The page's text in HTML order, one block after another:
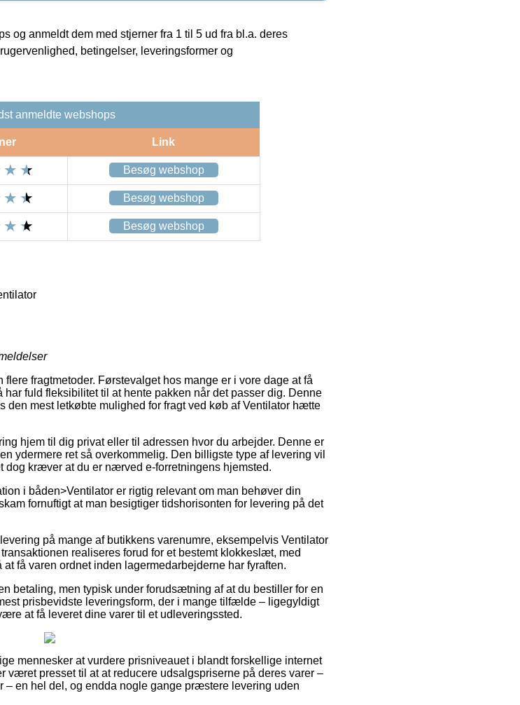
og anmeldt dem med stjerner fra 1 til 5 ud fra bl.a. deres
betingelser, leveringsformer og
anmeldte webshops
Link
Besøg webshop
Besøg webshop
Besøg webshop
fragtmetoder. Førstevalget hos mange er i vore dage at få
fuld fleksibilitet til at hente pakken når det passer dig. Denne
den mest letkøbte mulighed for fragt ved køb af Ventilator hætte
hjem til dig privat eller til adressen hvor du arbejder. Denne er
ydermere ret så overkommelig. Den billigste type af levering vil
kræver at du er nærved e-forretningens hjemsted.
i båden>Ventilator er rigtig relevant om man behøver din
fornuftigt at man besigtiger tidshorisonten for levering på det
på mange af butikkens varenumre, eksempelvis Ventilator
realiseres forud for et bestemt klokkeslæt, med
få varen ordnet inden lagermedarbejderne har fyraften.
betaling, men typisk under forudsætning af at du bestiller for en
prisbevidste leveringsform, der i mange tilfælde – ligegyldigt
at få leveret dine varer til et udleveringssted.
mennesker at vurdere prisniveauet i blandt forskellige internet
været presset til at at reducere udsalgspriserne på deres varer –
– en hel del, og endda nogle gange præstere levering uden